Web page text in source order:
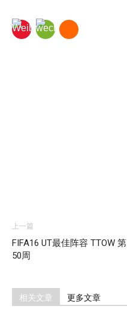
上一篇
FIFA16 UT最佳阵容 TTOW 第
50周
相关文章 更多文章